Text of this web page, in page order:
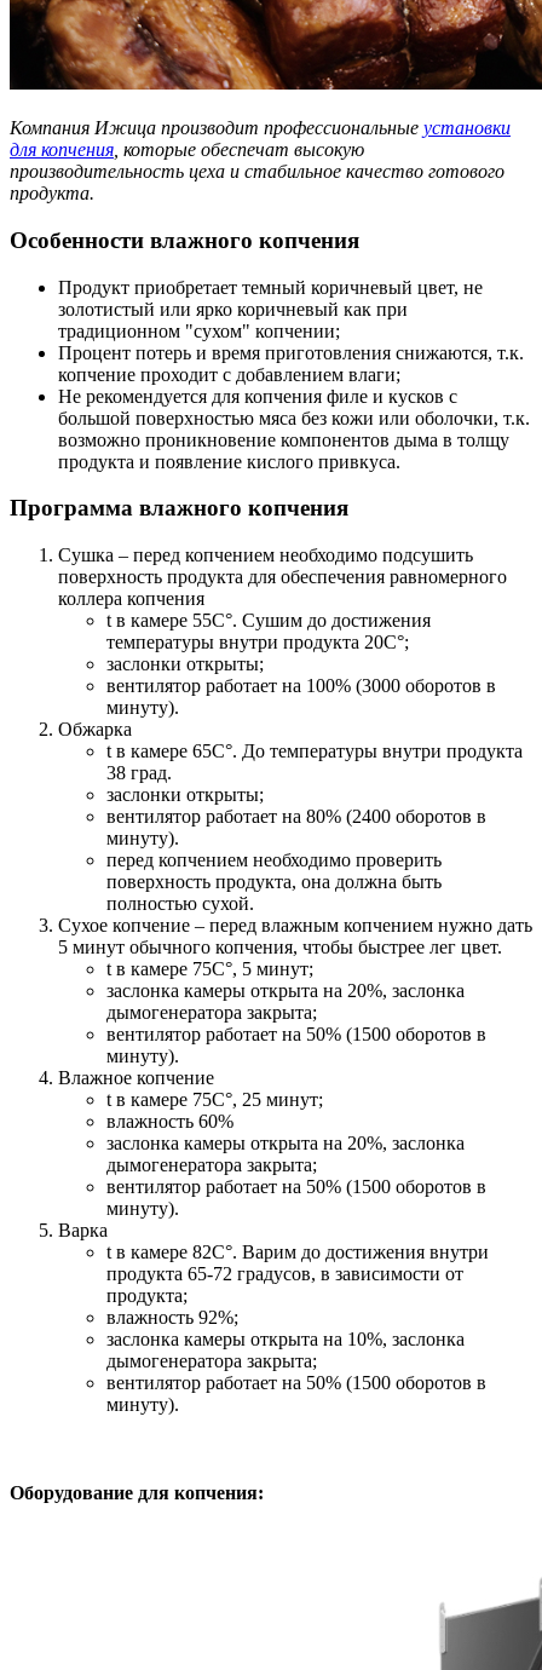
Компания Ижица производит профессиональные установки
для копчения , которые обеспечат высокую
производительность цеха и стабильное качество готового
продукта.
Особенности влажного копчения
Продукт приобретает темный коричневый цвет, не
золотистый или ярко коричневый как при
традиционном "сухом" копчении;
Процент потерь и время приготовления снижаются, т.к.
копчение проходит с добавлением влаги;
Не рекомендуется для копчения филе и кусков с
большой поверхностью мяса без кожи или оболочки, т.к.
возможно проникновение компонентов дыма в толщу
продукта и появление кислого привкуса.
Программа влажного копчения
Сушка – перед копчением необходимо подсушить
поверхность продукта для обеспечения равномерного
коллера копчения
t в камере 55С°. Сушим до достижения
температуры внутри продукта 20С°;
заслонки открыты;
вентилятор работает на 100% (3000 оборотов в
минуту).
Обжарка
t в камере 65С°. До температуры внутри продукта
38 град.
заслонки открыты;
вентилятор работает на 80% (2400 оборотов в
минуту).
перед копчением необходимо проверить
поверхность продукта, она должна быть
полностью сухой.
Сухое копчение – перед влажным копчением нужно дать
5 минут обычного копчения, чтобы быстрее лег цвет.
t в камере 75С°, 5 минут;
заслонка камеры открыта на 20%, заслонка
дымогенератора закрыта;
вентилятор работает на 50% (1500 оборотов в
минуту).
Влажное копчение
t в камере 75С°, 25 минут;
влажность 60%
заслонка камеры открыта на 20%, заслонка
дымогенератора закрыта;
вентилятор работает на 50% (1500 оборотов в
минуту).
Варка
t в камере 82С°. Варим до достижения внутри
продукта 65-72 градусов, в зависимости от
продукта;
влажность 92%;
заслонка камеры открыта на 10%, заслонка
дымогенератора закрыта;
вентилятор работает на 50% (1500 оборотов в
минуту).
Оборудование для копчения: